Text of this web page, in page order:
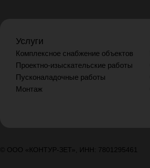
Услуги
Комплексное снабжение объектов
Проектно-изыскательские работы
Пусконаладочные работы
Монтаж
© ООО «КОНТУР-ЗЕТ», ИНН: 7801295461